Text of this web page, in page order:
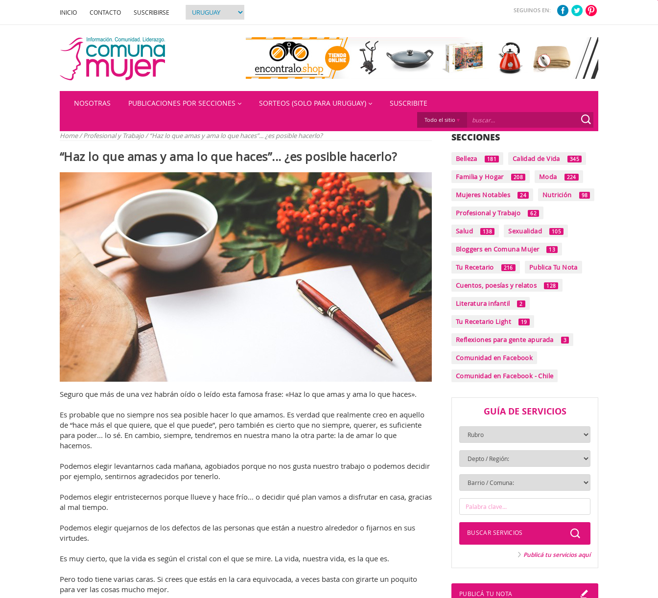
INICIO CONTACTO SUSCRIBIRSE SEGUINOS EN:
NOSOTRAS PUBLICACIONES POR SECCIONES SORTEOS (SOLO PARA URUGUAY) SUSCRIBITE
Todo el sitio
Home/Profesional y Trabajo/“Haz lo que amas y ama lo que haces”... ¿es posible hacerlo?
“Haz lo que amas y ama lo que haces”... ¿es posible hacerlo?
Seguro que más de una vez habrán oído o leído esta famosa frase: «Haz lo que amas y ama lo que haces».
Es probable que no siempre nos sea posible hacer lo que amamos. Es verdad que realmente creo en aquello
de “hace más el que quiere, que el que puede”, pero también es cierto que no siempre, querer, es suficiente
para poder... lo sé. En cambio, siempre, tendremos en nuestra mano la otra parte: la de amar lo que
hacemos.
Podemos elegir levantarnos cada mañana, agobiados porque no nos gusta nuestro trabajo o podemos decidir
por ejemplo, sentirnos agradecidos por tenerlo.
Podemos elegir entristecernos porque llueve y hace frío... o decidir qué plan vamos a disfrutar en casa, gracias
al mal tiempo.
Podemos elegir quejarnos de los defectos de las personas que están a nuestro alrededor o fijarnos en sus
virtudes.
Es muy cierto, que la vida es según el cristal con el que se mire. La vida, nuestra vida, es la que es.
Pero todo tiene varias caras. Si crees que estás en la cara equivocada, a veces basta con girarte un poquito
para ver las cosas mucho mejor.
SECCIONES
Belleza 181 Calidad de Vida 345
Familia y Hogar 208 Moda 224
Mujeres Notables 24 Nutrición 98
Profesional y Trabajo 62
Salud 138 Sexualidad 105
Bloggers en Comuna Mujer 13
Tu Recetario 216 Publica Tu Nota
Cuentos, poesías y relatos 128
Literatura infantil 2
Tu Recetario Light 19
Reflexiones para gente apurada 3
Comunidad en Facebook
Comunidad en Facebook - Chile
GUÍA DE SERVICIOS
BUSCAR SERVICIOS
Publicá tu servicios aquí
PUBLICÁ TU NOTA